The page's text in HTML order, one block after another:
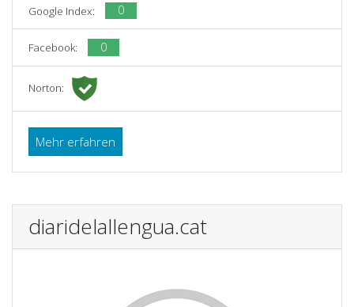
Google Index: 0
Facebook: 0
Norton:
Mehr erfahren
diaridelallengua.cat